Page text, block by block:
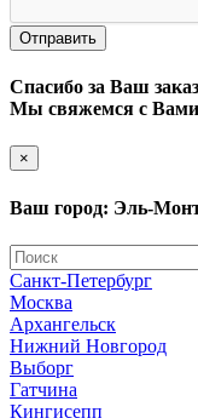
Отправить
Спасибо за Ваш
Мы свяжемся с
×
Ваш город: Эль-
Санкт-Петербург
Москва
Архангельск
Нижний Новгород
Выборг
Гатчина
Кингисепп